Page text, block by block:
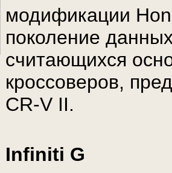
модификации
поколение
считающихся
кроссоверов,
CR-V II.
Infiniti G